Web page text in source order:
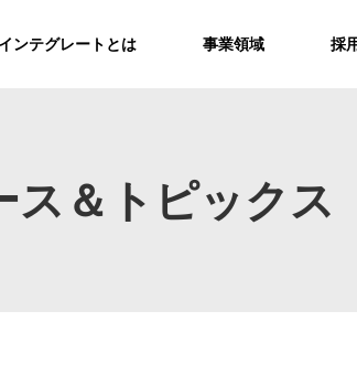
インテグレートとは 事業領域 採
ス＆トピックス